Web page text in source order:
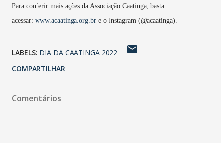
Para conferir mais ações da Associação Caatinga, basta
acessar: www.acaatinga.org.br e o Instagram (@acaatinga).
LABELS: DIA DA CAATINGA 2022
COMPARTILHAR
Comentários